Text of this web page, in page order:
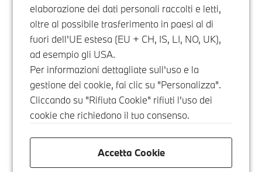
elaborazione dei dati personali raccolti e letti,
oltre al possibile trasferimento in paesi al di
fuori dell'UE estesa (EU + CH, IS, LI, NO, UK),
ad esempio gli USA.
Per informazioni dettagliate sull'uso e la
gestione dei cookie, fai clic su "Personalizza".
Cliccando su "Rifiuta Cookie" rifiuti l'uso dei
cookie che richiedono il tuo consenso.
Accetta Cookie